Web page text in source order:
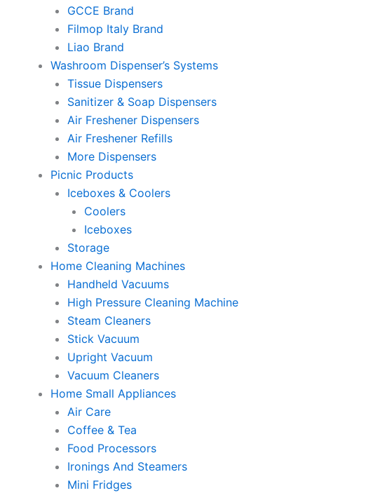
GCCE Brand
Filmop Italy Brand
Liao Brand
Washroom Dispenser’s Systems
Tissue Dispensers
Sanitizer & Soap Dispensers
Air Freshener Dispensers
Air Freshener Refills
More Dispensers
Picnic Products
Iceboxes & Coolers
Coolers
Iceboxes
Storage
Home Cleaning Machines
Handheld Vacuums
High Pressure Cleaning Machine
Steam Cleaners
Stick Vacuum
Upright Vacuum
Vacuum Cleaners
Home Small Appliances
Air Care
Coffee & Tea
Food Processors
Ironings And Steamers
Mini Fridges